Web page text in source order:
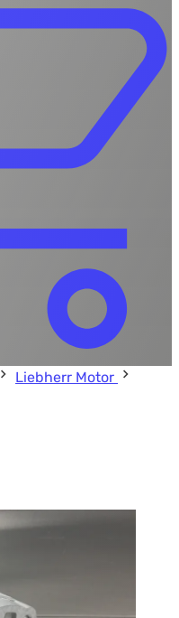
Liebherr Motor